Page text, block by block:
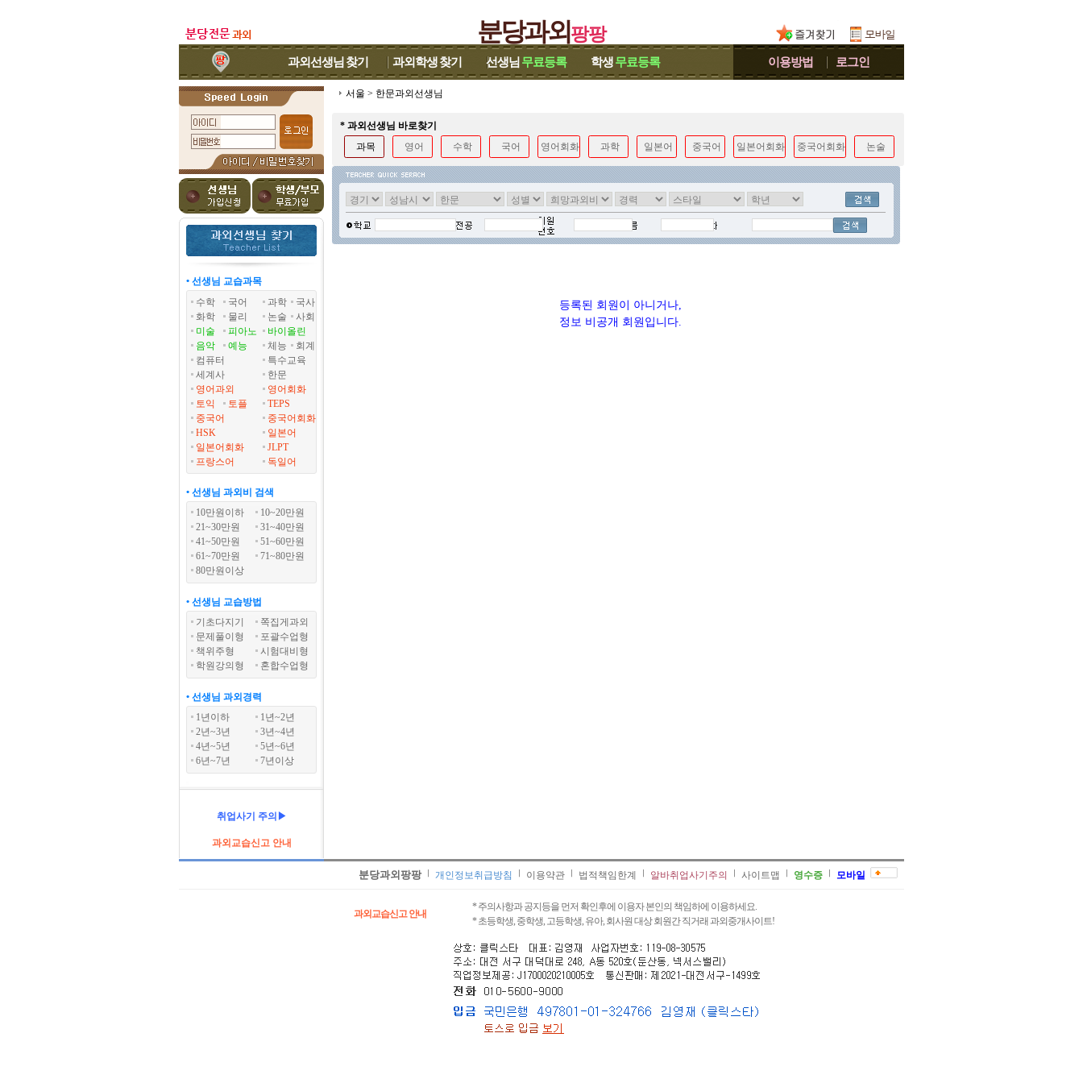
분당과외 팡팡
과외선생님 찾기 과외학생찾기 선생님 무료등록 학생무료등록 이용방법 로그인
• 선생님 교습과목
수학
국어 과학
국사
화학
물리 논술
사회
미술
피아노
바이올린
음악
예능 체능
회계
컴퓨터
특수교육
세계사
한문
영어과외
영어회화
토익
토플
TEPS
중국어
중국어회화
HSK
일본어
일본어회화
JLPT
프랑스어
독일어
• 선생님 과외비 검색
10만원이하
10~20만원
21~30만원
31~40만원
41~50만원
51~60만원
61~70만원
71~80만원
80만원이상
• 선생님 교습방법
기초다지기
쪽집게과외
문제풀이형
포괄수업형
책위주형
시험대비형
학원강의형
혼합수업형
• 선생님 과외경력
1년이하
1년~2년
2년~3년
3년~4년
4년~5년
5년~6년
6년~7년
7년이상
취업사기 주의▶
과외교습신고 안내
서울 > 한문과외선생님
* 과외선생님 바로찾기
과목
영어 수학 국어 영어회화 과학 일본어 중국어 일본어회화 중국어회화 논술
등록된 회원이 아니거나,
정보 비공개 회원입니다.
분당과외팡팡 개인정보취급방침 이용약관 법적책임한계 알바취업사기주의 사이트맵 영수증 모바일
과외교습신고 안내
* 주의사항과 공지등을 먼저 확인후에 이용자 본인의 책임하에 이용하세요.
* 초등학생, 중학생, 고등학생, 유아, 회사원 대상 회원간 직거래 과외중개사이트!